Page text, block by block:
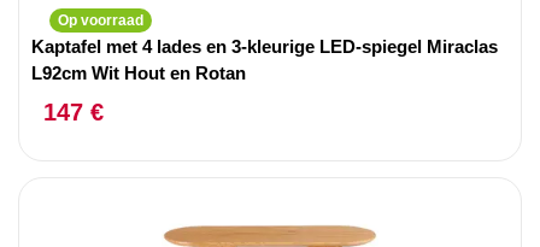
Op voorraad
Kaptafel met 4 lades en 3-kleurige LED-spiegel Miraclas
L92cm Wit Hout en Rotan
147 €